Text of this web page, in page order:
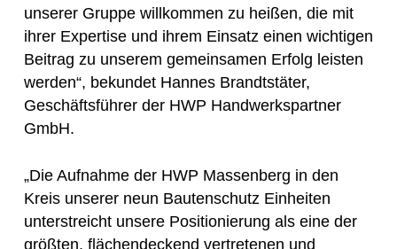
unserer Gruppe willkommen zu heißen, die mit
ihrer Expertise und ihrem Einsatz einen wichtigen
Beitrag zu unserem gemeinsamen Erfolg leisten
werden“, bekundet Hannes Brandtstäter,
Geschäftsführer der HWP Handwerkspartner
GmbH.
„Die Aufnahme der HWP Massenberg in den
Kreis unserer neun Bautenschutz Einheiten
unterstreicht unsere Positionierung als eine der
größten, flächendeckend vertretenen und